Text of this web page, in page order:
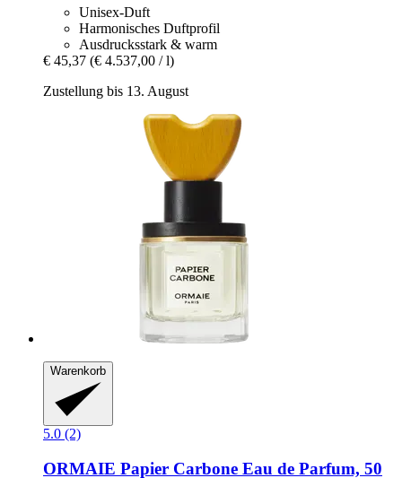
Unisex-Duft
Harmonisches Duftprofil
Ausdrucksstark & warm
€ 45,37 (€ 4.537,00 / l)
Zustellung bis 13. August
Warenkorb
5.0 (2)
ORMAIE Papier Carbone Eau de Parfum, 50